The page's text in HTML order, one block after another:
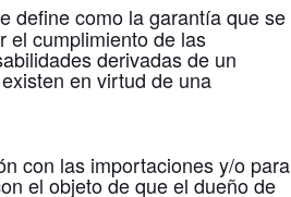
define como la garantía que se
el cumplimiento de las
derivadas de un
en virtud de una
con las importaciones y/o para
el objeto de que el dueño de